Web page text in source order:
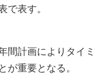
表す。
間計画によりタイミ
が重要となる。